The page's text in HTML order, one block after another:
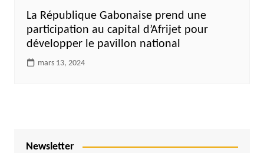
La République Gabonaise prend une
participation au capital d’Afrijet pour
développer le pavillon national
mars 13, 2024
Newsletter